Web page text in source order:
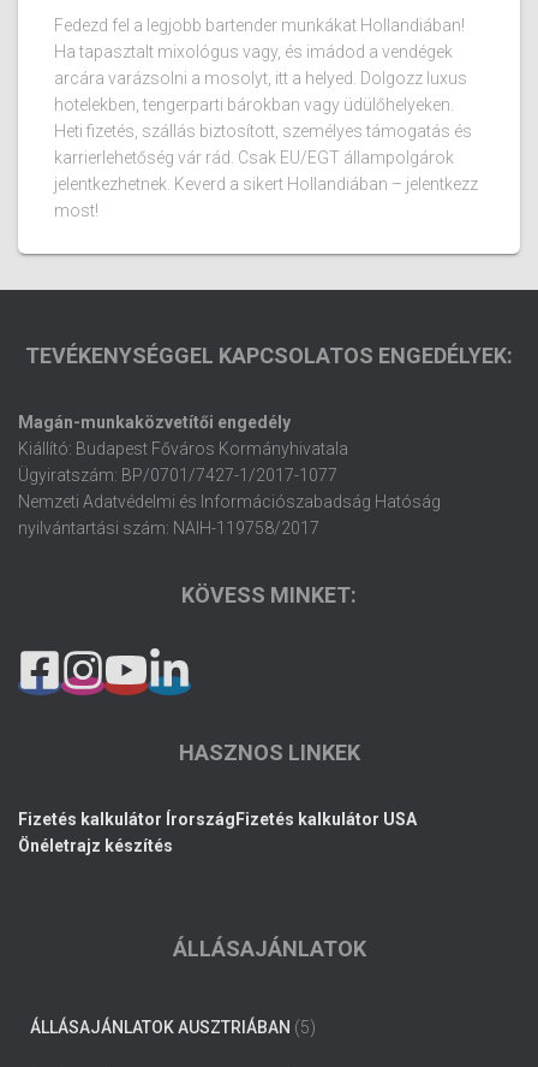
Fedezd fel a legjobb bartender munkákat Hollandiában!
Ha tapasztalt mixológus vagy, és imádod a vendégek
arcára varázsolni a mosolyt, itt a helyed. Dolgozz luxus
hotelekben, tengerparti bárokban vagy üdülőhelyeken.
Heti fizetés, szállás biztosított, személyes támogatás és
karrierlehetőség vár rád. Csak EU/EGT állampolgárok
jelentkezhetnek. Keverd a sikert Hollandiában – jelentkezz
most!
TEVÉKENYSÉGGEL KAPCSOLATOS ENGEDÉLYEK:
Magán-munkaközvetítői engedély
Kiállító: Budapest Főváros Kormányhivatala
Ügyiratszám: BP/0701/7427-1/2017-1077
Nemzeti Adatvédelmi és Információszabadság Hatóság
nyilvántartási szám: NAIH-119758/2017
KÖVESS MINKET:
HASZNOS LINKEK
Fizetés kalkulátor Írország Fizetés kalkulátor USA
Önéletrajz készítés
ÁLLÁSAJÁNLATOK
ÁLLÁSAJÁNLATOK AUSZTRIÁBAN (5)